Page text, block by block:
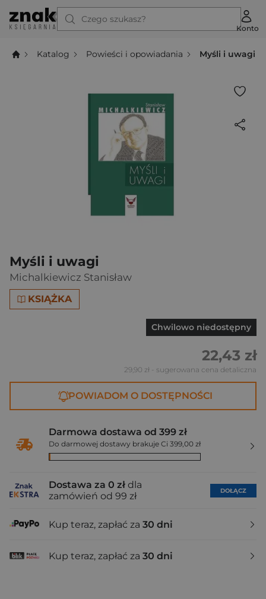
Czego szukasz?
Konto
Katalog Powieści i opowiadania Myśli i uwagi
Myśli i uwagi
Michalkiewicz Stanisław
KSIĄŻKA
Chwilowo niedostępny
22,43 zł
29,90 zł - sugerowana cena detaliczna
POWIADOM O DOSTĘPNOŚCI
Darmowa dostawa od 399 zł
Do darmowej dostawy brakuje Ci 399,00 zł
Dostawa za 0 zł dla
zamówień od 99 zł
DOŁĄCZ
Kup teraz, zapłać za 30 dni
Kup teraz, zapłać za 30 dni